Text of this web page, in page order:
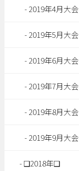
2019年4月大会
2019年5月大会
2019年6月大会
2019年7月大会
2019年8月大会
2019年9月大会
❑2018年❑